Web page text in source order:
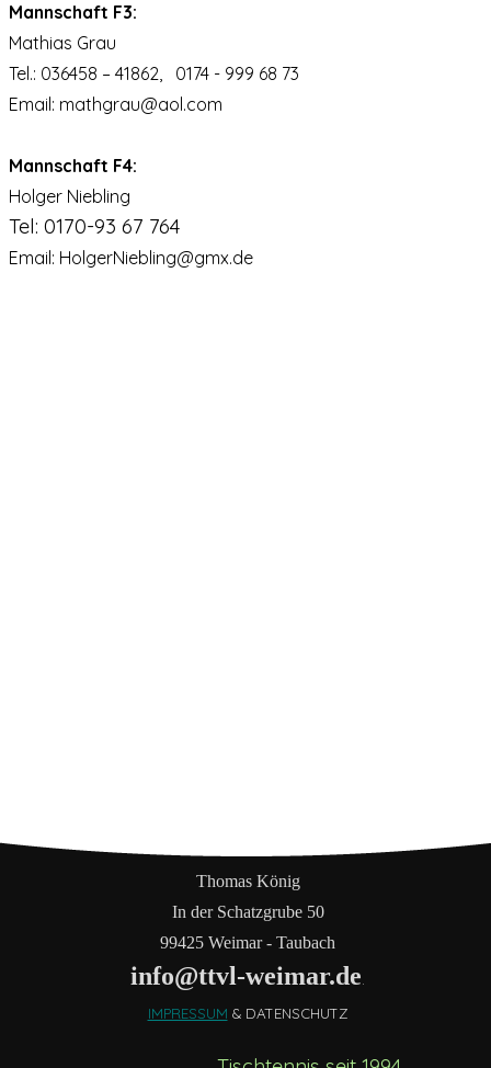
Mannschaft F3:
Mathias Grau
Tel.: 036458 – 41862, 0174 - 999 68 73
Email: mathgrau@aol.com
Mannschaft F4:
Holger Niebling
Tel: 0170-93 67 764
Email: HolgerNiebling@gmx.de
Thomas König
In der Schatzgrube 50
99425 Weimar - Taubach
info@ttvl-weimar.de
IMPRESSUM & DATENSCHUTZ